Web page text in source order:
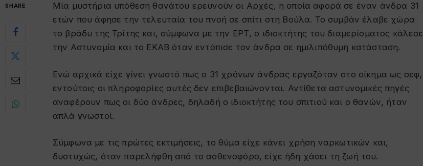
SHARE
Μία μυστήρια υπόθεση θανάτου ερευνούν οι Αρχές, η οποία αφορά σε έναν άνδρα 31
ετών που άφησε την τελευταία του πνοή σε σπίτι στη Βούλα. Το συμβάν έλαβε χώρα
το βράδυ της Τρίτης και, σύμφωνα με την ΕΡΤ, ο ιδιοκτήτης του διαμερίσματος κάλεσε
την Αστυνομία και το ΕΚΑΒ όταν εντόπισε τον άνδρα σε ημιλιπόθυμη κατάσταση.
Ενώ αρχικά είχε γίνει γνωστό πως ο 31 χρόνων άνδρας εργαζόταν στο οίκημα ως σεφ,
εντούτοις οι πληροφορίες αυτές δεν επιβεβαιώνονται. Αντίθετα αστυνομικές πηγές
αναφέρουν πως οι δύο άνδρες, δηλαδή ο ιδιοκτήτης του σπιτιού και ο θανών, ήταν
απλά γνωστοί.
Σύμφωνα με τις πρώτες εκτιμήσεις, το θύμα είχε κάνει χρήση ναρκωτικών και,
δυστυχώς, όταν παρελήφθη από το ασθενοφόρο, είχε ήδη χάσει τη ζωή του.